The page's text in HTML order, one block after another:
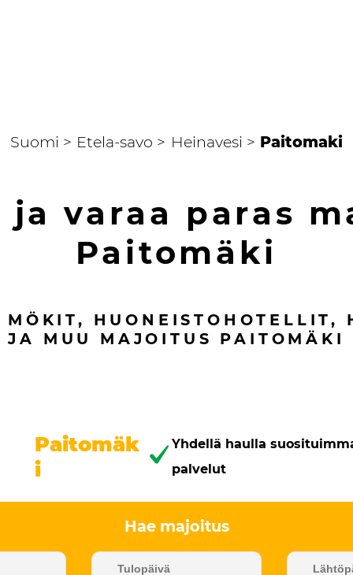
Suomi > Etela-savo > Heinavesi > Paitomaki
ja varaa paras
Paitomäki
MÖKIT, HUONEISTOHOTELLIT,
JA MUU MAJOITUS
PAITOMÄKI
Paitomäk
i
Yhdellä haulla
palvelut
Hae majoitus